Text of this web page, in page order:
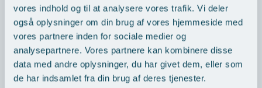
vores indhold og til at analysere vores trafik. Vi deler
også oplysninger om din brug af vores hjemmeside med
vores partnere inden for sociale medier og
analysepartnere. Vores partnere kan kombinere disse
data med andre oplysninger, du har givet dem, eller som
de har indsamlet fra din brug af deres tjenester.
Frit sygehusvalg
Der er frit sygehusvalg i Danmark og i nogle tilfælde
også udvidet frit sygehusvalg. Alle, der har udsigt til
mere end 1 måneds ventetid på undersøgelse eller